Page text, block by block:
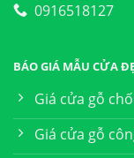
0916518127
BÁO GIÁ MẪU CỬA
Giá cửa gỗ
Giá cửa gỗ